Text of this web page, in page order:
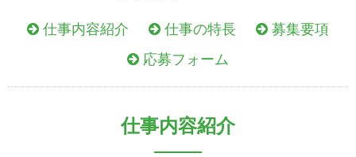
仕事内容紹介 仕事の特長
募集要項
応募フォーム
仕事内容紹介